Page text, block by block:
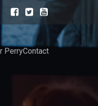
PerryContact